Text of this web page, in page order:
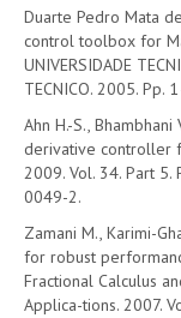
Duarte Pedro Mata
control toolbox for
UNIVERSIDADE
TECNICO. 2005. Pp.
Ahn H.-S.,
derivative controller
2009. Vol. 34. Part
0049-2.
Zamani M., Karimi-
for robust
Fractional Calculus
Applica-tions. 2007.